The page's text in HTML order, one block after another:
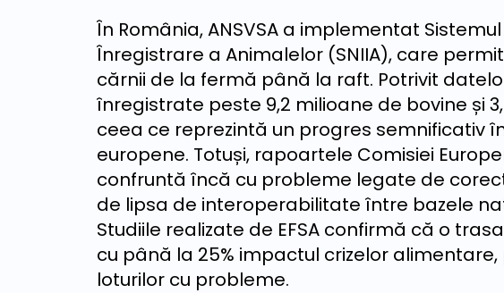
În România, ANSVSA a implementat
Înregistrare a Animalelor (SNIIA), care
cărnii de la fermă până la raft. Potrivit
înregistrate peste 9,2 milioane de bovine și
ceea ce reprezintă un progres semnificativ
europene. Totuși, rapoartele Comisiei
confruntă încă cu probleme legate de
de lipsa de interoperabilitate între bazele
Studiile realizate de EFSA confirmă că o
cu până la 25% impactul crizelor
loturilor cu probleme.